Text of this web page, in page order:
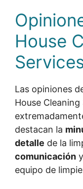
House
Las opiniones
House
destacan la
detalle de la
comunicación
equipo de